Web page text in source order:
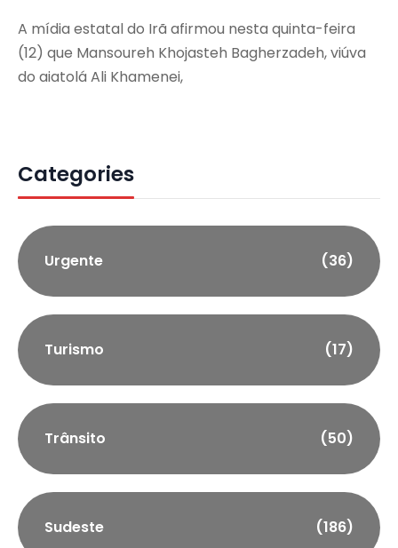
A mídia estatal do Irã afirmou nesta quinta-feira
(12) que Mansoureh Khojasteh Bagherzadeh, viúva
do aiatolá Ali Khamenei,
Categories
Urgente (36)
Turismo (17)
Trânsito (50)
Sudeste (186)